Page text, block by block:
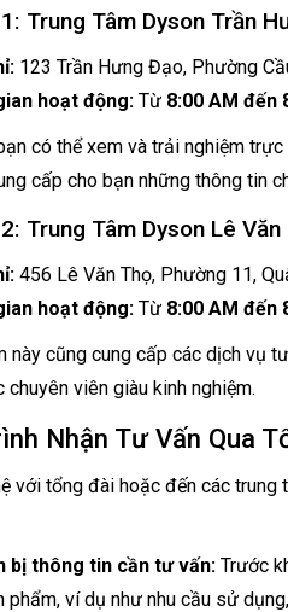
Trung Tâm Dyson Trần
123 Trần Hưng Đạo, Phường
hoạt động: Từ 8:00 AM đến
có thể xem và trải nghiệm
cấp cho bạn những thông tin
Trung Tâm Dyson Lê
456 Lê Văn Thọ, Phường 11,
hoạt động: Từ 8:00 AM đến
này cũng cung cấp các dịch vụ
chuyên viên giàu kinh nghiệm.
Nhận Tư Vấn Qua
với tổng đài hoặc đến các
bị thông tin cần tư vấn: Trước
phẩm, ví dụ như nhu cầu sử